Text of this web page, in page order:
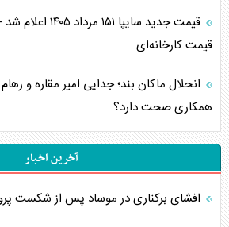
قیمت جدید سایپا
قیمت کارخانه‌ای
انحلال ماکان بند؛ جدایی امیر مقاره و
همکاری صحت دارد؟
آخرین اخبار
افشای برکناری در موساد پس از شکست